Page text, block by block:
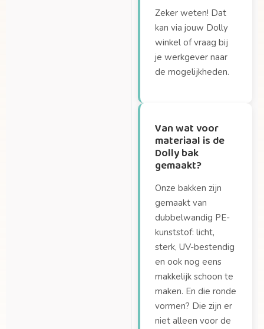
Zeker weten! Dat
kan via jouw Dolly
winkel of vraag bij
je werkgever naar
de mogelijkheden.
Van wat voor
materiaal is de
Dolly bak
gemaakt?
Onze bakken zijn
gemaakt van
dubbelwandig PE-
kunststof: licht,
sterk, UV-bestendig
en ook nog eens
makkelijk schoon te
maken. En die ronde
vormen? Die zijn er
niet alleen voor de